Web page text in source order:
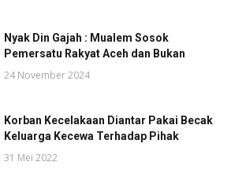
Nyak Din Gajah : Mualem Sosok
Pemersatu Rakyat Aceh dan Bukan
24 November 2024
Korban Kecelakaan Diantar Pakai Becak
Keluarga Kecewa Terhadap Pihak
31 Mei 2022